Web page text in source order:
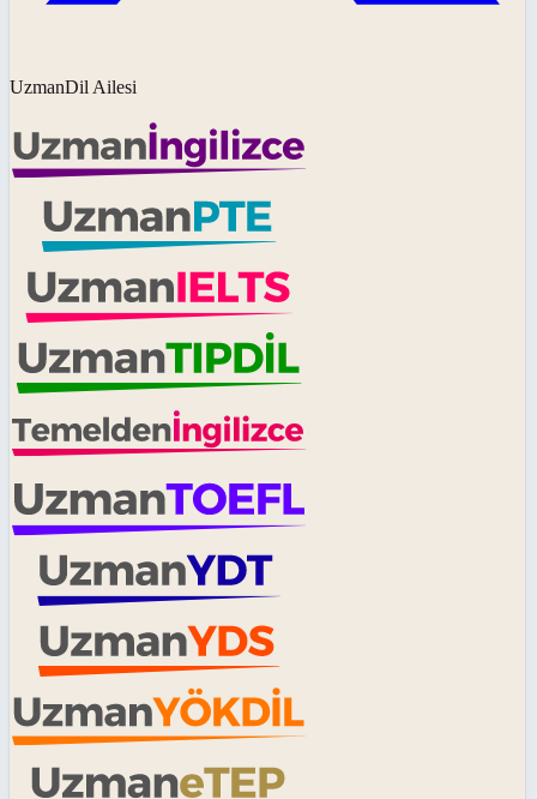
UzmanDil Ailesi